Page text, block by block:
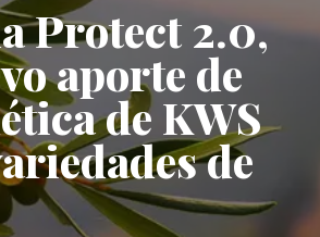
Protect 2.0,
aporte de
de KWS
de